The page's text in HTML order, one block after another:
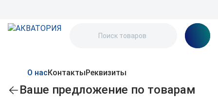
О насКонтактыРеквизиты
Ваше предложение по товарам